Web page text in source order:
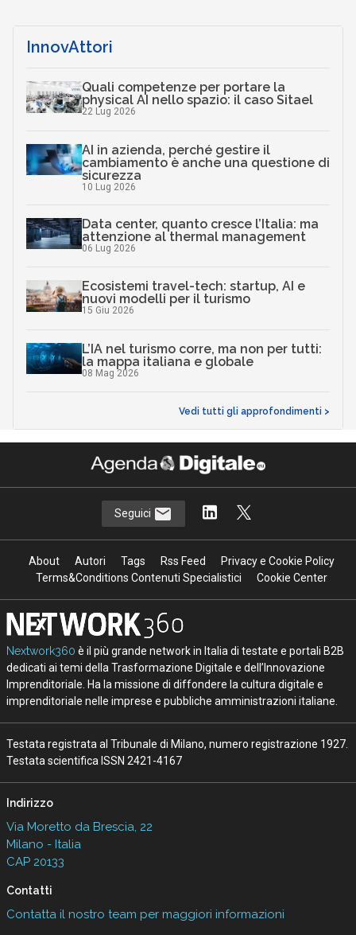
InnovAttori
Quali competenze per portare la
physical AI nello spazio: il caso Sitael
22 Lug 2026
AI in azienda, perché gestire il
cambiamento è anche una questione di
sicurezza
10 Lug 2026
Data center, quanto cresce l’Italia: ma
attenzione al thermal management
06 Lug 2026
Ecosistemi travel-tech: startup, AI e
nuovi modelli per il turismo
15 Giu 2026
L’IA nel turismo corre, ma non per tutti:
la mappa italiana e globale
08 Mag 2026
Vedi tutti gli approfondimenti >
Seguici
About Autori Tags Rss Feed
Privacy e Cookie Policy
Terms&Conditions Contenuti Specialistici
Cookie Center
Nextwork360 è il più grande network in Italia di testate e portali B2B
dedicati ai temi della Trasformazione Digitale e dell’Innovazione
Imprenditoriale. Ha la missione di diffondere la cultura digitale e
imprenditoriale nelle imprese e pubbliche amministrazioni italiane.
Testata registrata al Tribunale di Milano, numero registrazione 1927.
Testata scientifica ISSN 2421-4167
Indirizzo
Via Moretto da Brescia, 22
Milano - Italia
CAP 20133
Contatti
Contatta il nostro team per maggiori informazioni